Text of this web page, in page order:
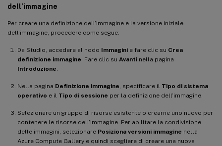
dell’immagine
Per creare una definizione dell’immagine e la versione iniziale
dell’immagine, procedere come segue:
Da Studio, accedere al nodo Immagini e fare clic su Crea
definizione immagine . Fare clic su Avanti nella pagina
Introduzione
Nella pagina Definizione immagine , specificare il Tipo di sistema
operativo e il Tipo di sessione per la definizione dell’immagine.
Selezionare un gruppo di risorse esistente o crearne uno nuovo per
contenere le risorse dell’immagine. Per abilitare la condivisione
delle immagini, selezionare Posiziona versioni immagine nella
Azure Compute Gallery e quindi scegliere di creare una nuova